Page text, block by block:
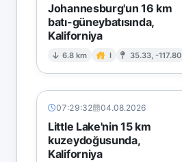
Johannesburg'un 16 km
batı-güneybatısında,
Kaliforniya
6.8 km I 35.33, -117.80
07:29:32 04.08.2026
Little Lake'nin 15 km
kuzeydoğusunda,
Kaliforniya